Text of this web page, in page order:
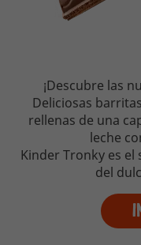
¡Descubre las
Deliciosas
rellenas de una
leche
Kinder Tronky es
del